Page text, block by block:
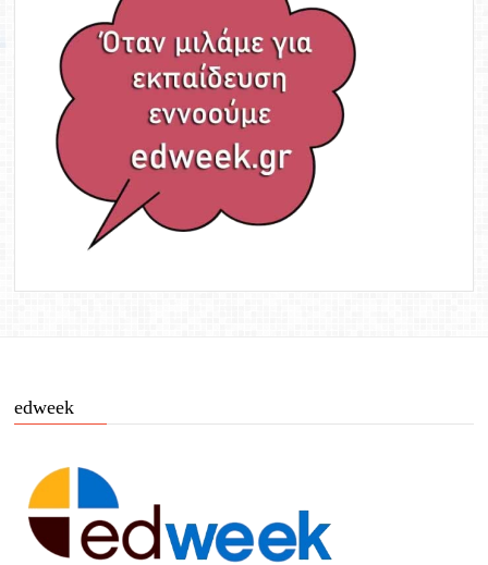
edweek